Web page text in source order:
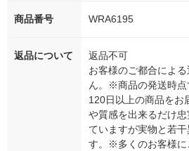
商品番号 WRA6195
返品について
返品不可
お客様のご都合によ
ん。※商品の発送時点
120日以上の商品を
や質感を出来るだけ
ていますが実物と若
す。※多くのお客様に